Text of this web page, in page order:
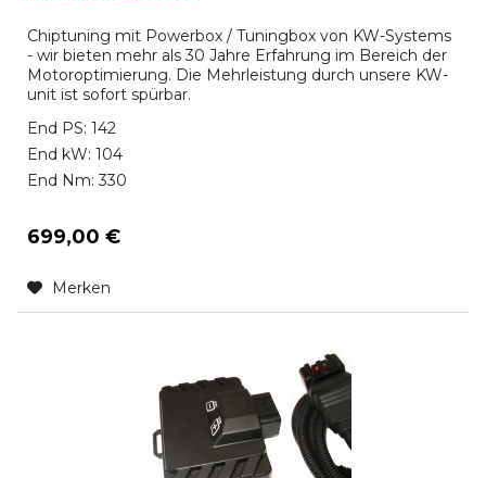
Chiptuning mit Powerbox / Tuningbox von KW-Systems
- wir bieten mehr als 30 Jahre Erfahrung im Bereich der
Motoroptimierung. Die Mehrleistung durch unsere KW-
unit ist sofort spürbar.
End PS: 142
End kW: 104
End Nm: 330
699,00 €
Merken